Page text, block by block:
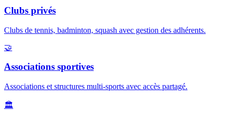
Clubs privés
Clubs de tennis, badminton, squash avec gestion des adhérents.
🤝
Associations sportives
Associations et structures multi-sports avec accès partagé.
🏛️